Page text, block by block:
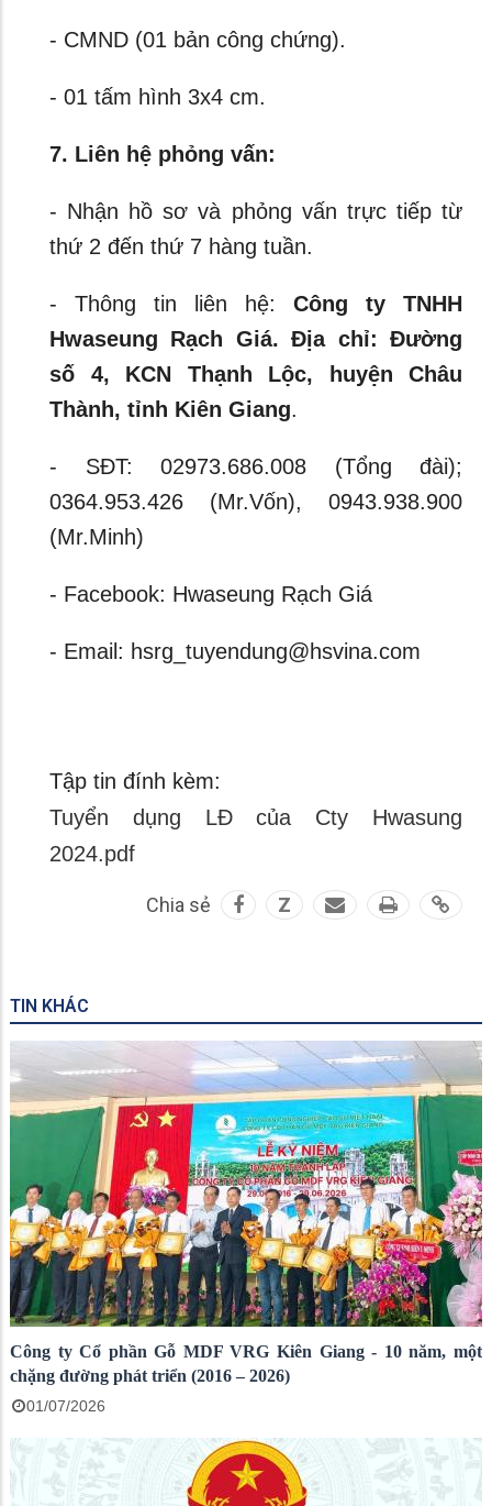
- CMND (01 bản công chứng).
- 01 tấm hình 3x4 cm.
7. Liên hệ phỏng vấn:
- Nhận hồ sơ và phỏng vấn trực tiếp từ
thứ 2 đến thứ 7 hàng tuần.
- Thông tin liên hệ: Công ty TNHH
Hwaseung Rạch Giá. Địa chỉ: Đường
số 4,
KCN Thạnh Lộc, huyện Châu
Thành, tỉnh Kiên Giang.
- SĐT: 02973.686.008 (Tổng đài);
0364.953.426 (Mr.Vốn), 0943.938.900
(Mr.Minh)
- Facebook: Hwaseung Rạch Giá
- Email: hsrg_tuyendung@hsvina.com
Tập tin đính kèm:
Tuyển dụng LĐ của Cty Hwasung
2024.pdf
Chia sẻ Z
TIN KHÁC
Công ty Cổ phần Gỗ MDF VRG Kiên Giang - 10 năm, một
chặng đường phát triển (2016 – 2026)
01/07/2026